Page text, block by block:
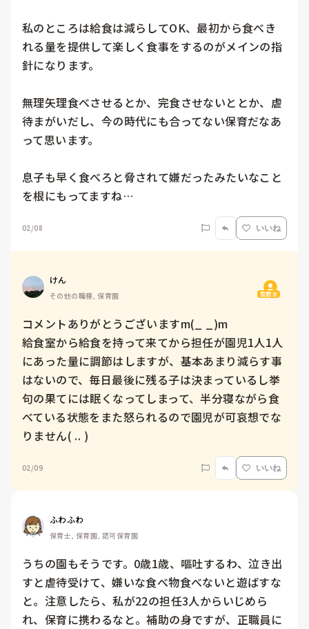
私のところは給食は減らしてOK、最初から食べき
れる量を提供して楽しく食事をするのがメインの指
針になります。
無理矢理食べさせるとか、完食させないととか、虐
待まがいだし、今の時代にも合ってない保育だなあ
って思います。
息子も早く食べろと脅されて嫌だったみたいなこと
を根にもってますね…
02/08 いいね
けん
その他の職種, 保育園 質問主
コメントありがとうございますm(_ _)m
給食室から給食を持って来てから担任が園児1人1人
にあった量に調節はしますが、基本あまり減らす事
はないので、毎日最後に残る子は決まっているし挙
句の果てには眠くなってしまって、半分寝ながら食
べている状態をまた怒られるので園児が可哀想でな
りません( .. )
02/09 いいね
ふわふわ
保育士, 保育園, 認可保育園
うちの園もそうです。0歳1歳、嘔吐するわ、泣き出
すと虐待受けて、嫌いな食べ物食べないと遊ばすな
と。注意したら、私が22の担任3人からいじめら
れ、保育に携わるなと。補助の身ですが、正職員に